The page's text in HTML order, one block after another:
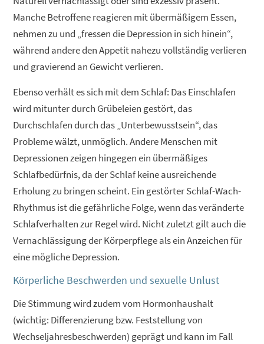
Manche Betroffene reagieren mit übermäßigem Essen,
nehmen zu und „fressen die Depression in sich hinein“,
während andere den Appetit nahezu vollständig verlieren
und gravierend an Gewicht verlieren.
Ebenso verhält es sich mit dem Schlaf: Das Einschlafen
wird mitunter durch Grübeleien gestört, das
Durchschlafen durch das „Unterbewusstsein“, das
Probleme wälzt, unmöglich. Andere Menschen mit
Depressionen zeigen hingegen ein übermäßiges
Schlafbedürfnis, da der Schlaf keine ausreichende
Erholung zu bringen scheint. Ein gestörter Schlaf-Wach-
Rhythmus ist die gefährliche Folge, wenn das veränderte
Schlafverhalten zur Regel wird. Nicht zuletzt gilt auch die
Vernachlässigung der Körperpflege als ein Anzeichen für
eine mögliche Depression.
Körperliche Beschwerden und sexuelle Unlust
Die Stimmung wird zudem vom Hormonhaushalt
(wichtig: Differenzierung bzw. Feststellung von
Wechseljahresbeschwerden) geprägt und kann im Fall